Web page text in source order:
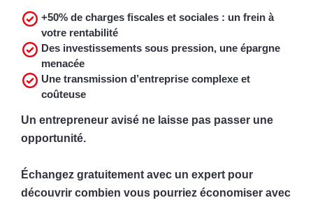
+50% de charges fiscales et sociales : un frein à
votre rentabilité
Des investissements sous pression, une épargne
menacée
Une transmission d’entreprise complexe et
coûteuse
Un entrepreneur avisé ne laisse pas passer une
opportunité.
Échangez gratuitement avec un expert pour
découvrir combien vous pourriez économiser avec